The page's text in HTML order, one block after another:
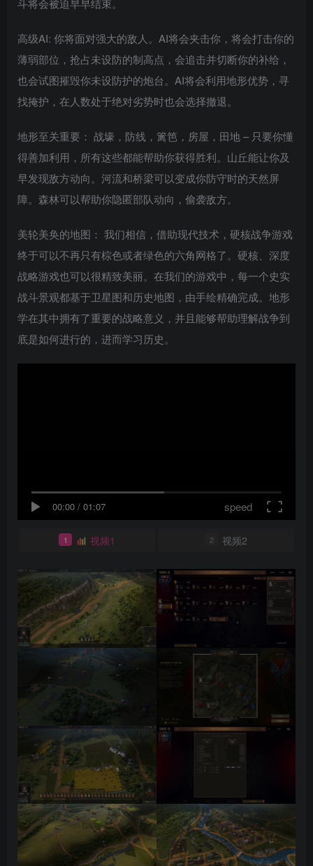
高级AI: 你将面对强大的敌人。AI将会夹击你，将会打击你的
薄弱部位，抢占未设防的制高点，会追击并切断你的补给，
也会试图摧毁你未设防护的炮台。AI将会利用地形优势，寻
找掩护，在人数处于绝对劣势时也会选择撤退。
地形至关重要： 战壕，防线，篱笆，房屋，田地 – 只要你懂
得善加利用，所有这些都能帮助你获得胜利。山丘能让你及
早发现敌方动向。河流和桥梁可以变成你防守时的天然屏
障。森林可以帮助你隐匿部队动向，偷袭敌方。
美轮美奂的地图： 我们相信，借助现代技术，硬核战争游戏
终于可以不再只有棕色或者绿色的六角网格了。硬核、深度
战略游戏也可以很精致美丽。在我们的游戏中，每一个史实
战斗景观都基于卫星图和历史地图，由手绘精确完成。地形
学在其中拥有了重要的战略意义，并且能够帮助理解战争到
底是如何进行的，进而学习历史。
00:00 / 01:07 speed
1 视频1 2 视频2